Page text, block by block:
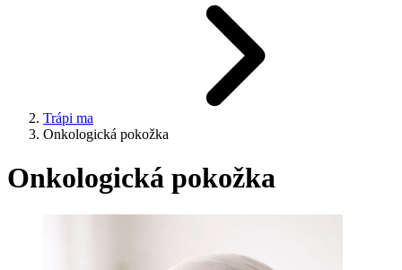
Trápi ma
Onkologická pokožka
Onkologická pokožka